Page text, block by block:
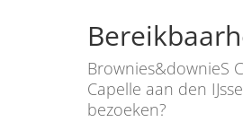
Brownies&downieS
Capelle aan den
bezoeken?